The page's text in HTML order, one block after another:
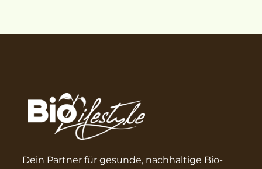
Dein Partner für gesunde, nachhaltige Bio-